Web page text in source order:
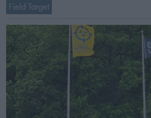
Field Target